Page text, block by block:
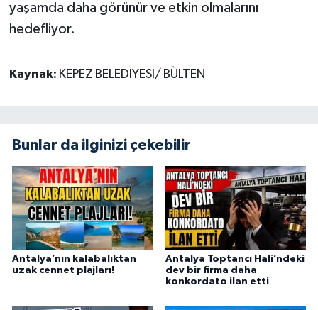
yaşamda daha görünür ve etkin olmalarını
hedefliyor.
Kaynak: KEPEZ BELEDİYESİ/ BÜLTEN
Bunlar da ilginizi çekebilir
Antalya’nın kalabalıktan
uzak cennet plajları!
Antalya Toptancı Hali’ndeki
dev bir firma daha
konkordato ilan etti